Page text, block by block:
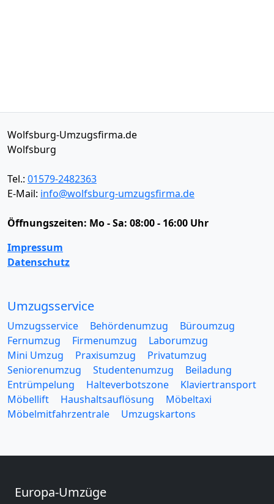
Wolfsburg-Umzugsfirma.de
Wolfsburg
Tel.: 01579-2482363
E-Mail: info@wolfsburg-umzugsfirma.de
Öffnungszeiten: Mo - Sa: 08:00 - 16:00 Uhr
Impressum
Datenschutz
Umzugsservice
Umzugsservice Behördenumzug
Büroumzug
Fernumzug
Firmenumzug
Laborumzug
Mini Umzug
Praxisumzug
Privatumzug
Seniorenumzug
Studentenumzug
Beiladung
Entrümpelung
Halteverbotszone
Klaviertransport
Möbellift
Haushaltsauflösung
Möbeltaxi
Möbelmitfahrzentrale
Umzugskartons
Europa-Umzüge